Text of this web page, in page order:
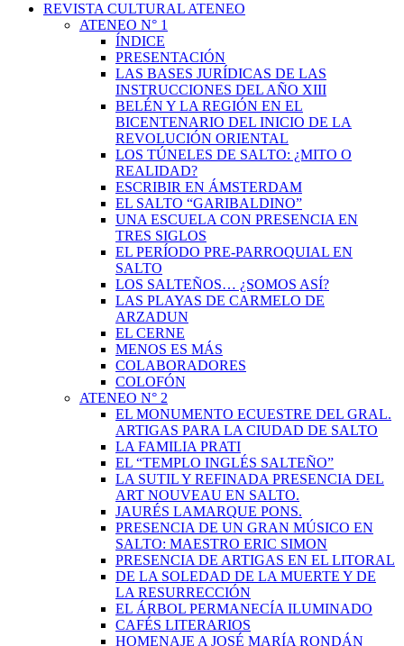
REVISTA CULTURAL ATENEO
ATENEO N° 1
ÍNDICE
PRESENTACIÓN
LAS BASES JURÍDICAS DE LAS
INSTRUCCIONES DEL AÑO XIII
BELÉN Y LA REGIÓN EN EL
BICENTENARIO DEL INICIO DE LA
REVOLUCIÓN ORIENTAL
LOS TÚNELES DE SALTO: ¿MITO O
REALIDAD?
ESCRIBIR EN ÁMSTERDAM
EL SALTO “GARIBALDINO”
UNA ESCUELA CON PRESENCIA EN
TRES SIGLOS
EL PERÍODO PRE-PARROQUIAL EN
SALTO
LOS SALTEÑOS… ¿SOMOS ASÍ?
LAS PLAYAS DE CARMELO DE
ARZADUN
EL CERNE
MENOS ES MÁS
COLABORADORES
COLOFÓN
ATENEO N° 2
EL MONUMENTO ECUESTRE DEL GRAL.
ARTIGAS PARA LA CIUDAD DE SALTO
LA FAMILIA PRATI
EL “TEMPLO INGLÉS SALTEÑO”
LA SUTIL Y REFINADA PRESENCIA DEL
ART NOUVEAU EN SALTO.
JAURÉS LAMARQUE PONS.
PRESENCIA DE UN GRAN MÚSICO EN
SALTO: MAESTRO ERIC SIMON
PRESENCIA DE ARTIGAS EN EL LITORAL
DE LA SOLEDAD DE LA MUERTE Y DE
LA RESURRECCIÓN
EL ÁRBOL PERMANECÍA ILUMINADO
CAFÉS LITERARIOS
HOMENAJE A JOSÉ MARÍA RONDÁN